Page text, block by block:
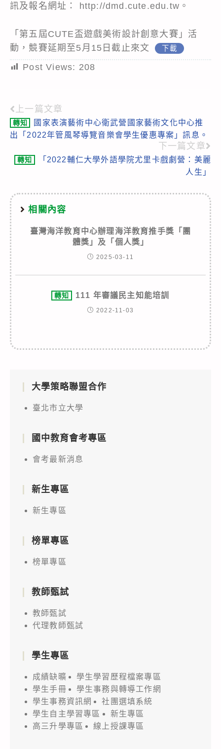
訊及報名網址： http://dmd.cute.edu.tw。
「第五屆CUTE盃遊戲美術設計創意大賽」活
動，競賽延期至5月15日截止來文
下載
Post Views: 208
Read
more
上一篇文章
轉知
國家表演藝術中心衛武營國家藝術文化中心推
出「2022年管風琴導覽音樂會學生優惠專案」訊息。
下一篇文章
轉知
「2022輔仁大學外語學院尤里卡戲劇營：美麗
人生」
相關內容
臺灣海洋教育中心辦理海洋教育推手獎「團
體獎」及「個人獎」
2025-03-11
轉知 111 年審議民主知能培訓
2022-11-03
大學策略聯盟合作
臺北市立大學
國中教育會考專區
會考最新消息
新生專區
新生專區
榜單專區
榜單專區
教師甄試
教師甄試
代理教師甄試
學生專區
成績缺曠
學生學習歷程檔案專區
學生手冊
學生事務與轉導工作網
學生事務資訊網
社團選填系統
學生自主學習專區
新生專區
高三升學專區
線上授課專區